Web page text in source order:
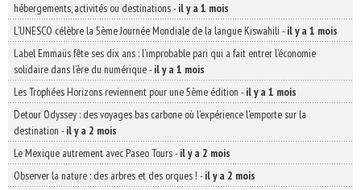
hébergements, activités ou destinations-il y a 1 mois
L’UNESCO célèbre la 5ème Journée Mondiale de la langue Kiswahili -il y a 1 mois
Label Emmaüs fête ses dix ans : l’improbable pari qui a fait entrer l’économie
solidaire dans l’ère du numérique-il y a 1 mois
Les Trophées Horizons reviennent pour une 5ème édition -il y a 1 mois
Detour Odyssey : des voyages bas carbone où l’expérience l’emporte sur la
destination -il y a 2 mois
Le Mexique autrement avec Paseo Tours-il y a 2 mois
Observer la nature : des arbres et des orques ! -il y a 2 mois